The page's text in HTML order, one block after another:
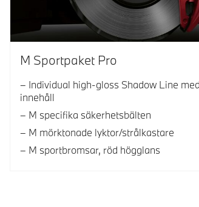
M Sportpaket Pro
Individual high-gloss Shadow Line
innehåll
M specifika säkerhetsbälten
M mörktonade lyktor/strålkastare
M sportbromsar, röd högglans